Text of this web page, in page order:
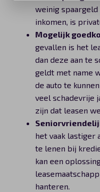
weinig
inkomen, is
Mogelijk
gevallen is het
dan deze aan te
geldt met name
de auto te
veel schadevrije
zijn dat leasen
het vaak lastiger
te lenen bij
kan een
hanteren.